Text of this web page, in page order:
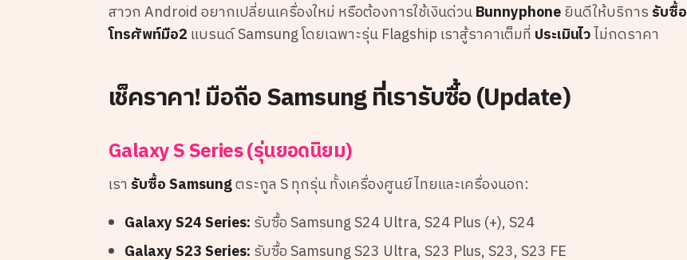
สาวก Android อยากเปลี่ยนเครื่องใหม่ หรือต้องการใช้เงินด่วนBunnyphoneยินดีให้บริการรับซื้อ
โทรศัพท์มือ2 แบรนด์ Samsung โดยเฉพาะรุ่น Flagship เราสู้ราคาเต็มที่ ประเมินไวไม่กดราคา
เช็คราคา! มือถือ Samsung ที่เรารับซื้อ (Update)
Galaxy S Series (รุ่นยอดนิยม)
เรา รับซื้อ Samsungตระกูล S ทุกรุ่น ทั้งเครื่องศูนย์ไทยและเครื่องนอก:
Galaxy S24 Series: รับซื้อ Samsung S24 Ultra, S24 Plus (+), S24
Galaxy S23 Series: รับซื้อ Samsung S23 Ultra, S23 Plus, S23, S23 FE